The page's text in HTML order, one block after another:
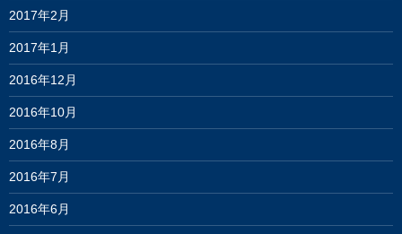
2017年2月
2017年1月
2016年12月
2016年10月
2016年8月
2016年7月
2016年6月